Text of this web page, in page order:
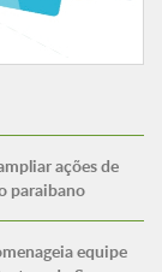
ações de
paraibano
equipe